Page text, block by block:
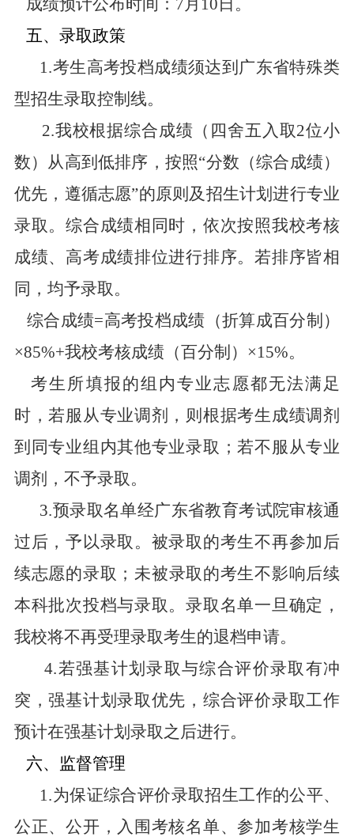
成绩预计公布时间： 7月 10 日。
五、录取政策
1.考生高考投档成绩须达到广东省特殊类
型招生录取控制线。
2.我校根据综合成绩（四舍五入取2位小
数）从高到低排序，按照“分数（综合成绩）
优先，遵循志愿”的原则及招生计划进行专业
录取。综合成绩相同时，依次按照我校考核
成绩、高考成绩排位进行排序。若排序皆相
同，均予录取。
综合成绩=高考投档成绩（折算成百分制）
×85%+我校考核成绩（百分制） ×15%。
考生所填报的组内专业志愿都无法满足
时，若服从专业调剂，则根据考生成绩调剂
到同专业组内其他专业录取；若不服从专业
调剂，不予录取。
3.预录取名单经广东省教育考试院审核通
过后，予以录取。被录取的考生不再参加后
续志愿的录取；未被录取的考生不影响后续
本科批次投档与录取。录取名单一旦确定，
我校将不再受理录取考生的退档申请。
4.若强基计划录取与综合评价录取有冲
突，强基计划录取优先，综合评价录取工作
预计在强基计划录取之后进行。
六、监督管理
1.为保证综合评价录取招生工作的公平、
公正、公开，入围考核名单、参加考核学生